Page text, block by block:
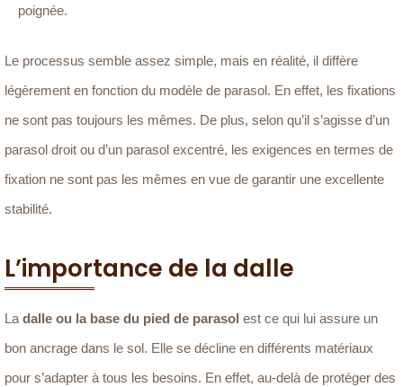
poignée.
Le processus semble assez simple, mais en réalité, il diffère
légèrement en fonction du modèle de parasol. En effet, les fixations
ne sont pas toujours les mêmes. De plus, selon qu’il s’agisse d’un
parasol droit ou d’un parasol excentré, les exigences en termes de
fixation ne sont pas les mêmes en vue de garantir une excellente
stabilité.
L’importance de la dalle
La dalle ou la base du pied de parasol est ce qui lui assure un
bon ancrage dans le sol. Elle se décline en différents matériaux
pour s’adapter à tous les besoins. En effet, au-delà de protéger des